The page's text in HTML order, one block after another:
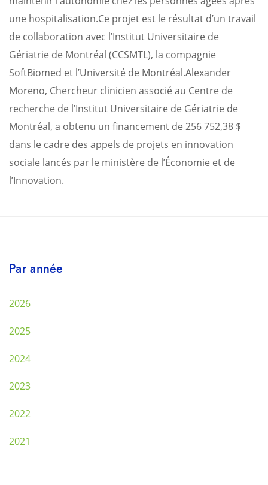
une hospitalisation.Ce projet est le résultat d’un travail
de collaboration avec l’Institut Universitaire de
Gériatrie de Montréal (CCSMTL), la compagnie
SoftBiomed et l’Université de Montréal.Alexander
Moreno, Chercheur clinicien associé au Centre de
recherche de l’Institut Universitaire de Gériatrie de
Montréal, a obtenu un financement de 256 752,38 $
dans le cadre des appels de projets en innovation
sociale lancés par le ministère de l’Économie et de
l’Innovation.
Par année
2026
2025
2024
2023
2022
2021